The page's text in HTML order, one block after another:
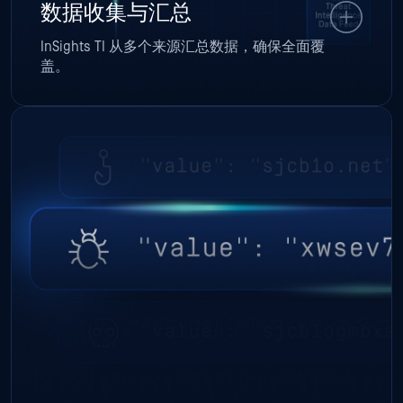
数据收集与汇总
InSights TI 从多个来源汇总数据，确保全面覆
盖。